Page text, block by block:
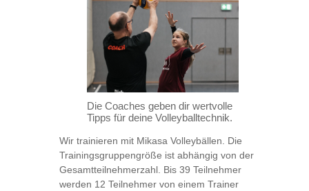
Die Coaches geben dir wertvolle
Tipps für deine Volleyballtechnik.
Wir trainieren mit Mikasa Volleybällen. Die
Trainingsgruppengröße ist abhängig von der
Gesamtteilnehmerzahl. Bis 39 Teilnehmer
werden 12 Teilnehmer von einem Trainer